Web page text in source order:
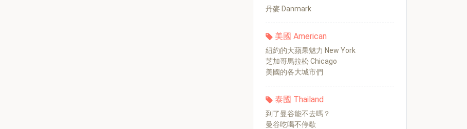
丹麥 Danmark
美國 American
紐約的大蘋果魅力 New York
芝加哥馬拉松 Chicago
美國的各大城市們
泰國 Thailand
到了曼谷能不去嗎？
曼谷吃喝不停歇